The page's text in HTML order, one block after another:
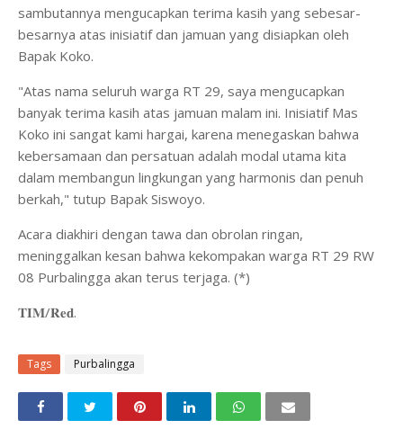
sambutannya mengucapkan terima kasih yang sebesar-
besarnya atas inisiatif dan jamuan yang disiapkan oleh
Bapak Koko.
"Atas nama seluruh warga RT 29, saya mengucapkan
banyak terima kasih atas jamuan malam ini. Inisiatif Mas
Koko ini sangat kami hargai, karena menegaskan bahwa
kebersamaan dan persatuan adalah modal utama kita
dalam membangun lingkungan yang harmonis dan penuh
berkah," tutup Bapak Siswoyo.
Acara diakhiri dengan tawa dan obrolan ringan,
meninggalkan kesan bahwa kekompakan warga RT 29 RW
08 Purbalingga akan terus terjaga. (*)
𝐓𝐈𝐌/𝐑𝐞𝐝.
Tags Purbalingga